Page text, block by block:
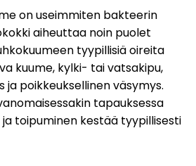
on useimmiten bakteerin
aiheuttaa noin puolet
tyypillisiä oireita
kuume, kylki- tai vatsakipu,
ja poikkeuksellinen väsymys.
tapauksessa
toipuminen kestää tyypillisesti